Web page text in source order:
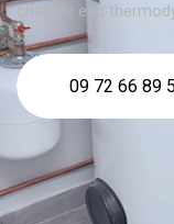
chauffe eau
09 72 66 89